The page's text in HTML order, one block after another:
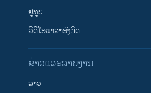
ຢູທູບ
ວີດີໂອພາສາອັງກິດ
ຂ່າວແລະລາຍງານ
ລາວ